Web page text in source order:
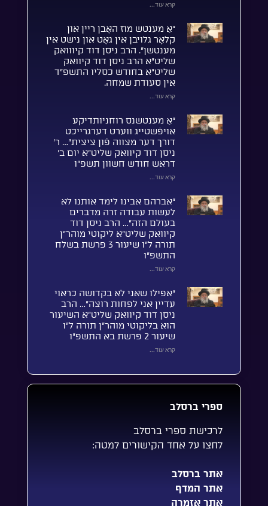
קרא עוד...
“אַ מענטש מוז האָבן ריין און
קלאָר גלויבן אין גאָט און נישט אין
מענטשן”. הרב ניסן דוד קיווואק
שליט”א הרב ניסן דוד קיוואק
שליט”א בחודש כסליו התשפ”ד
אין סעודת שמחה.
קרא עוד...
“אַ מענטשנס רוחניותדיקע
אויפֿשטייג ווערט דערגרייכט
דורך דער מצווה פֿון ציצית”… ר’
ניסן דוד קיוואק שליט”א יום ב’
דראש חודש חשוון תשפ”ו
קרא עוד...
“אברהם אבינו לימד אותנו לא
לעשות עבודה זרה מדברים
בעולם הזה”… הרב ניסן דוד
קיוואק שליט”א ליקוטי מוהר”ן
תורה ל”ו שיעור 3 פרשת בשלח
התשפ”ו
קרא עוד...
“אפילו שאני לא בקדושה כראוי
עדיין אני לפחות רוצה”… הרב
ניסן דוד קיוואק שליט”א השיעור
הוא בליקוטי מוהר”ן תורה ל”ו
שיעור 2 פרשת בא התשפ”ו
קרא עוד...
ספרי ברסלב
לרכישת ספרי ברסלב
לחצו על אחד הקישורים למטה:
אתר ברסלב
אתר המדף
אתר אזמרה